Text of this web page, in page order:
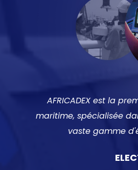
AFRICADEX est la
maritime, spécialisée
vaste gamme